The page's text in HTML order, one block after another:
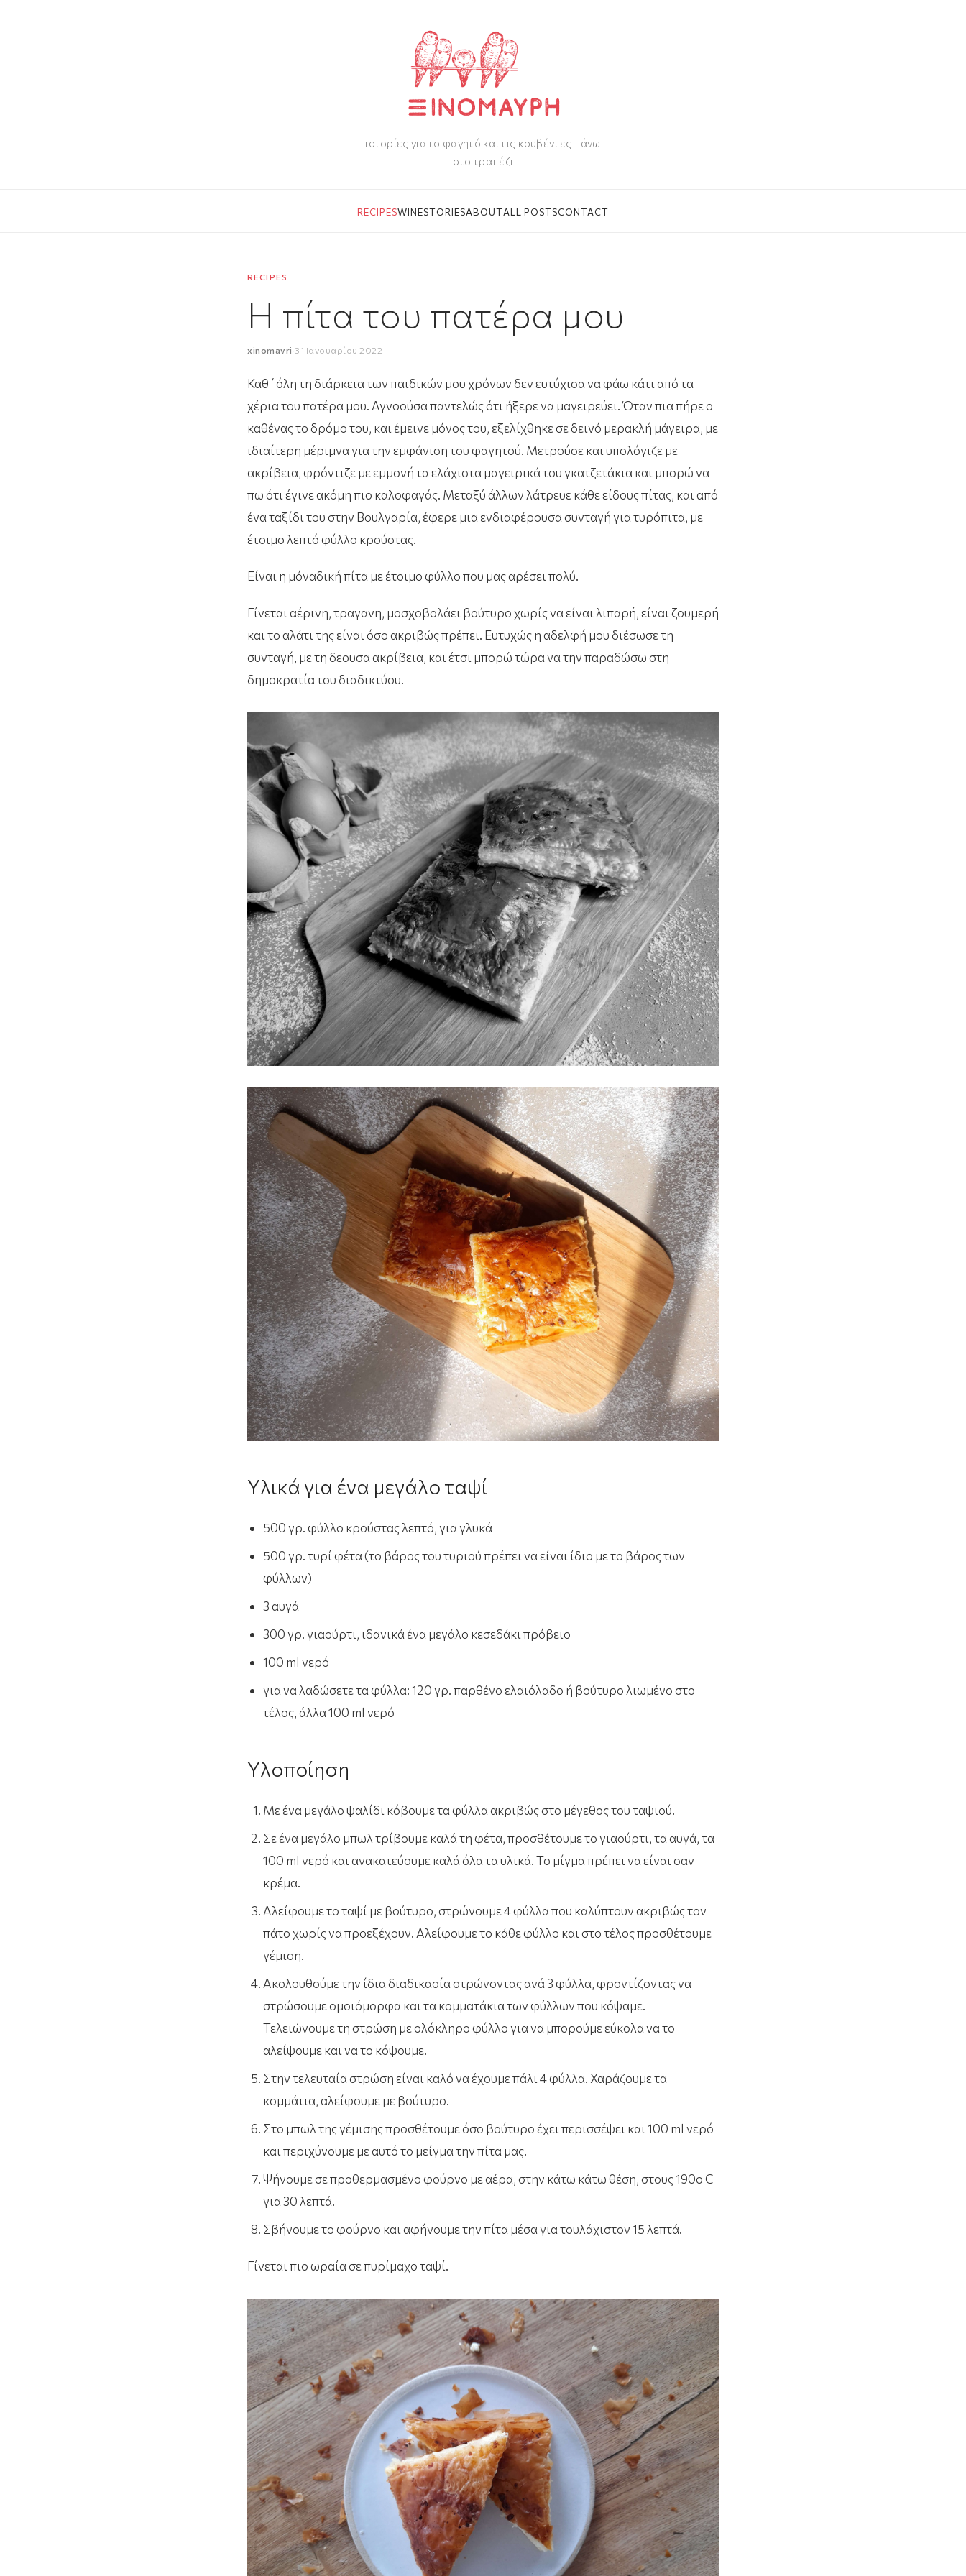
ιστορίες για το φαγητό και τις κουβέντες πάνω
στο τραπέζι
RECIPESWINESTORIESABOUTALL POSTSCONTACT
RECIPES
Η πίτα του πατέρα μου
xinomavri·31 Ιανουαρίου 2022
Καθ΄όλη τη διάρκεια των παιδικών μου χρόνων δεν ευτύχισα να φάω κάτι από τα
χέρια του πατέρα μου. Αγνοούσα παντελώς ότι ήξερε να μαγειρεύει. Όταν πια πήρε ο
καθένας το δρόμο του, και έμεινε μόνος του, εξελίχθηκε σε δεινό μερακλή μάγειρα, με
ιδιαίτερη μέριμνα για την εμφάνιση του φαγητού. Μετρούσε και υπολόγιζε με
ακρίβεια, φρόντιζε με εμμονή τα ελάχιστα μαγειρικά του γκατζετάκια και μπορώ να
πω ότι έγινε ακόμη πιο καλοφαγάς. Μεταξύ άλλων λάτρευε κάθε είδους πίτας, και από
ένα ταξίδι του στην Βουλγαρία, έφερε μια ενδιαφέρουσα συνταγή για τυρόπιτα, με
έτοιμο λεπτό φύλλο κρούστας.
Είναι η μόναδική πίτα με έτοιμο φύλλο που μας αρέσει πολύ.
Γίνεται αέρινη, τραγανη, μοσχοβολάει βούτυρο χωρίς να είναι λιπαρή, είναι ζουμερή
και το αλάτι της είναι όσο ακριβώς πρέπει. Ευτυχώς η αδελφή μου διέσωσε τη
συνταγή, με τη δεουσα ακρίβεια, και έτσι μπορώ τώρα να την παραδώσω στη
δημοκρατία του διαδικτύου.
Υλικά για ένα μεγάλο ταψί
500 γρ. φύλλο κρούστας λεπτό, για γλυκά
500 γρ. τυρί φέτα (το βάρος του τυριού πρέπει να είναι ίδιο με το βάρος των
φύλλων)
3 αυγά
300 γρ. γιαούρτι, ιδανικά ένα μεγάλο κεσεδάκι πρόβειο
100 ml νερό
για να λαδώσετε τα φύλλα: 120 γρ. παρθένο ελαιόλαδο ή βούτυρο λιωμένο στο
τέλος, άλλα 100 ml νερό
Υλοποίηση
Με ένα μεγάλο ψαλίδι κόβουμε τα φύλλα ακριβώς στο μέγεθος του ταψιού.
Σε ένα μεγάλο μπωλ τρίβουμε καλά τη φέτα, προσθέτουμε το γιαούρτι, τα αυγά, τα
100 ml νερό και ανακατεύουμε καλά όλα τα υλικά. Το μίγμα πρέπει να είναι σαν
κρέμα.
Αλείφουμε το ταψί με βούτυρο, στρώνουμε 4 φύλλα που καλύπτουν ακριβώς τον
πάτο χωρίς να προεξέχουν. Αλείφουμε το κάθε φύλλο και στο τέλος προσθέτουμε
γέμιση.
Ακολουθούμε την ίδια διαδικασία στρώνοντας ανά 3 φύλλα, φροντίζοντας να
στρώσουμε ομοιόμορφα και τα κομματάκια των φύλλων που κόψαμε.
Τελειώνουμε τη στρώση με ολόκληρο φύλλο για να μπορούμε εύκολα να το
αλείψουμε και να το κόψουμε.
Στην τελευταία στρώση είναι καλό να έχουμε πάλι 4 φύλλα. Χαράζουμε τα
κομμάτια, αλείφουμε με βούτυρο.
Στο μπωλ της γέμισης προσθέτουμε όσο βούτυρο έχει περισσέψει και 100 ml νερό
και περιχύνουμε με αυτό το μείγμα την πίτα μας.
Ψήνουμε σε προθερμασμένο φούρνο με αέρα, στην κάτω κάτω θέση, στους 190ο C
για 30 λεπτά.
Σβήνουμε το φούρνο και αφήνουμε την πίτα μέσα για τουλάχιστον 15 λεπτά.
Γίνεται πιο ωραία σε πυρίμαχο ταψί.